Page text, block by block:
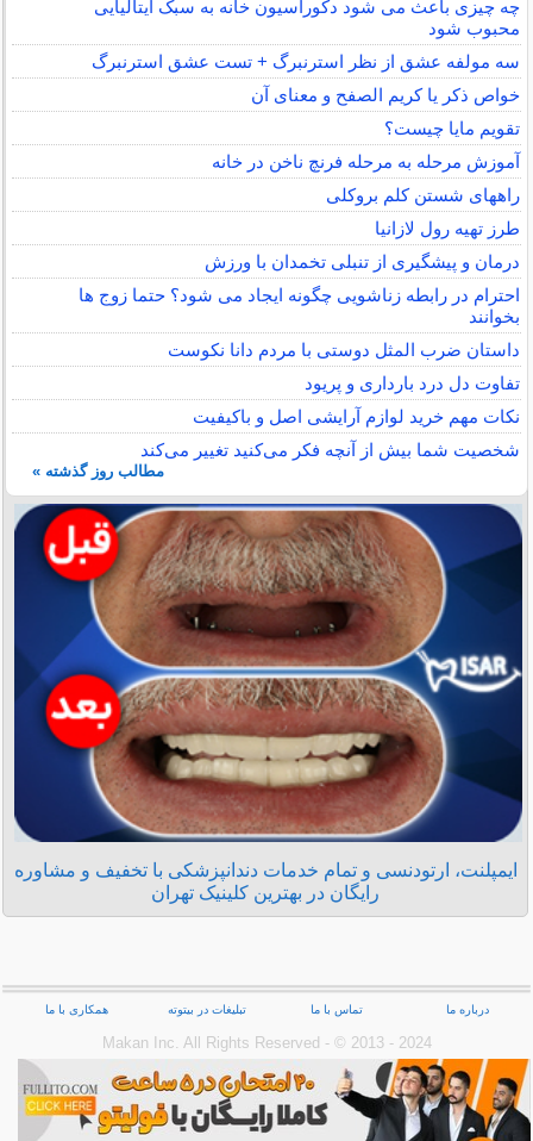
چه چیزی باعث می شود دکوراسیون خانه به سبک ایتالیایی
محبوب شود
سه مولفه عشق از نظر استرنبرگ + تست عشق استرنبرگ
خواص ذکر یا کریم الصفح و معنای آن
تقویم مایا چیست؟
آموزش مرحله به مرحله فرنچ ناخن در خانه
راههای شستن کلم بروکلی
طرز تهیه رول لازانیا
درمان و پیشگیری از تنبلی تخمدان با ورزش
احترام در رابطه زناشویی چگونه ایجاد می شود؟ حتما زوج ها
بخوانند
داستان ضرب المثل دوستی با مردم دانا نكوست
تفاوت دل درد بارداری و پریود
نکات مهم خرید لوازم آرایشی اصل و باکیفیت
شخصیت شما بیش از آنچه فکر می‌کنید تغییر می‌کند
مطالب روز گذشته »
ایمپلنت، ارتودنسی و تمام خدمات دندانپزشکی با تخفیف و مشاوره
رایگان در بهترین کلینیک تهران
درباره ما تماس با ما تبلیغات در بیتوته همکاری با ما
Makan Inc.‎ All Rights Reserved - © 2013 - 2024